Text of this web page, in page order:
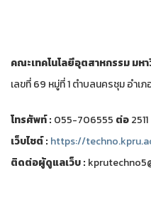
คณะเทคโนโลยีอุตสาหกรรมมห
เลขที่ 69 หมู่ที่ 1 ตำบลนครชุม อำ
โทรศัพท์ : 055-706555 ต่อ2511
เว็บไชต์ : https://
ติดต่อผู้ดูแลเว็บ :